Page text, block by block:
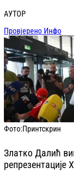
АУТОР
Провјерено Инфо
Фото:Принтскрин
Златко Далић
репрезентације